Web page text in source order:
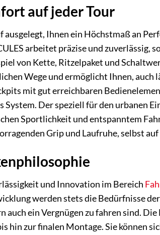
auf jeder Tour
ausgelegt, Ihnen ein Höchstmaß an
arbeitet präzise und zuverlässig,
von Kette, Ritzelpaket und
Wege und ermöglicht Ihnen, auch
mit gut erreichbaren
Der speziell für den urbanen
Sportlichkeit und entspanntem
Grip und Laufruhe, selbst
und Innovation im Bereich
werden stets die Bedürfnisse
ein Vergnügen zu fahren sind.
hin zur finalen Montage. Sie können